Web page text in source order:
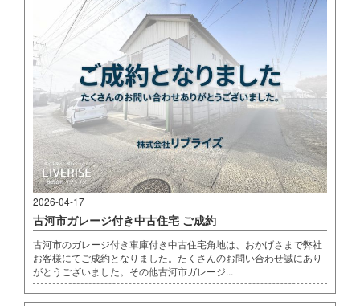
2026-04-17
古河市ガレージ付き中古住宅 ご成約
古河市のガレージ付き車庫付き中古住宅角地は、おかげさまで弊社
お客様にてご成約となりました。たくさんのお問い合わせ誠にあり
がとうございました。その他古河市ガレージ...